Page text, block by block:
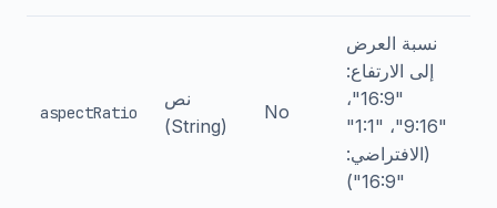
aspectRatio
نص
(String)
No
نسبة العرض
إلى الارتفاع:
"16:9"،
"9:16"، "1:1"
(الافتراضي:
"16:9")